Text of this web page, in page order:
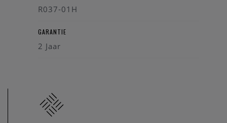
R037-01H
GARANTIE
2 Jaar